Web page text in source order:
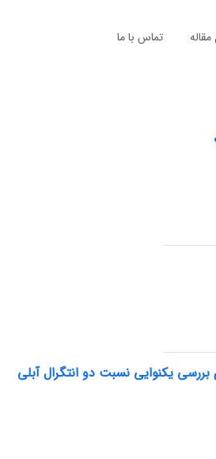
مقاله تماس با ما
بررسی یکنوایی نسبت دو انتگرال آبلی